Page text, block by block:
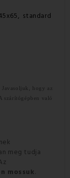
standard
Javasoljuk, hogy az
szárítógépben való
meg tudja
mossuk.